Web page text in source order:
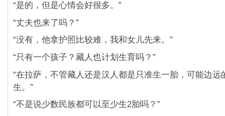
“是的，但是心情会好很多。”
“丈夫也来了吗？”
“没有，他拿护照比较难，我和女儿先来。”
“只有一个孩子？藏人也计划生育吗？”
“在拉萨，不管藏人还是汉人都是只准生一胎，可能边远
生。”
“不是说少数民族都可以至少生2胎吗？”